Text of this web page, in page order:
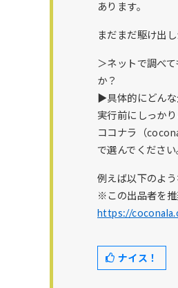
あります。
まだまだ駆け出
＞ネットで調べ
か？
▶具体的にどんな
実行前にしっか
ココナラ（
で選んでください
例えば以下のよ
※この出品者を
https://
ナイス！